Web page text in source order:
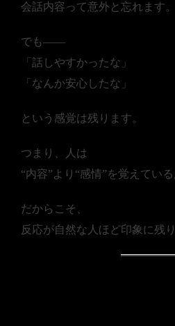
会話内容って意外と忘れます。
でも――
「話しやすかったな」
「なんか安心したな」
という感覚は残ります。
つまり、人は
“内容”より“感情”を覚えている
だからこそ、
反応が自然な人ほど印象に残り